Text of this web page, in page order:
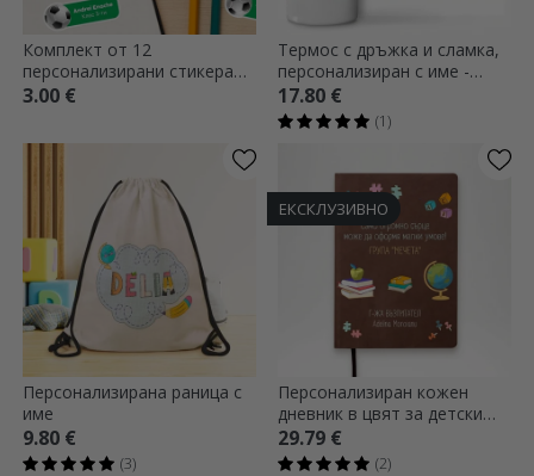
Комплект от 12
персонализирани стикера
(самозалепващи се етикети)
3.00 €
Термос с дръжка и сламка,
персонализиран с име -
Футбол
17.80 €
(1)
Персонализирана раница с
име
9.80 €
(3)
ЕКСКЛУЗИВНО
Персонализиран кожен
дневник в цвят за детски
учители
29.79 €
(2)